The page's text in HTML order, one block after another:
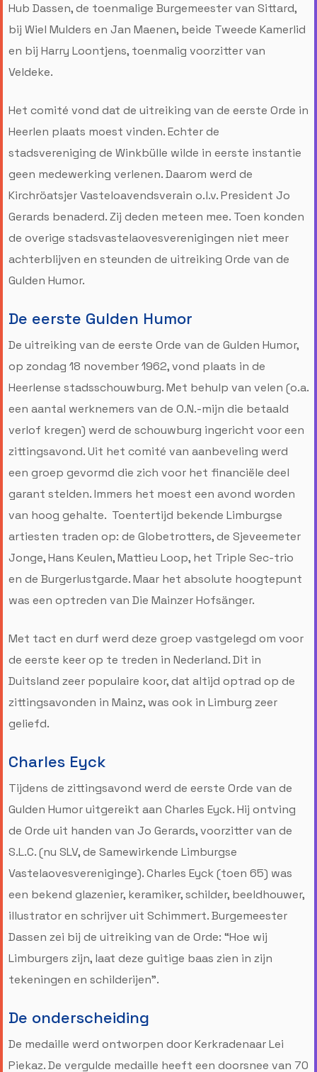
Hub Dassen, de toenmalige Burgemeester van Sittard,
bij Wiel Mulders en Jan Maenen, beide Tweede Kamerlid
en bij Harry Loontjens, toenmalig voorzitter van
Veldeke.
Het comité vond dat de uitreiking van de eerste Orde in
Heerlen plaats moest vinden. Echter de
stadsvereniging de Winkbülle wilde in eerste instantie
geen medewerking verlenen. Daarom werd de
Kirchröatsjer Vasteloavendsverain o.l.v. President Jo
Gerards benaderd. Zij deden meteen mee. Toen konden
de overige stadsvastelaovesverenigingen niet meer
achterblijven en steunden de uitreiking Orde van de
Gulden Humor.
De eerste Gulden Humor
De uitreiking van de eerste Orde van de Gulden Humor,
op zondag 18 november 1962, vond plaats in de
Heerlense stadsschouwburg. Met behulp van velen (o.a.
een aantal werknemers van de O.N.-mijn die betaald
verlof kregen) werd de schouwburg ingericht voor een
zittingsavond. Uit het comité van aanbeveling werd
een groep gevormd die zich voor het financiële deel
garant stelden. Immers het moest een avond worden
van hoog gehalte. Toentertijd bekende Limburgse
artiesten traden op: de Globetrotters, de Sjeveemeter
Jonge, Hans Keulen, Mattieu Loop, het Triple Sec-trio
en de Burgerlustgarde. Maar het absolute hoogtepunt
was een optreden van Die Mainzer Hofsänger.
Met tact en durf werd deze groep vastgelegd om voor
de eerste keer op te treden in Nederland. Dit in
Duitsland zeer populaire koor, dat altijd optrad op de
zittingsavonden in Mainz, was ook in Limburg zeer
geliefd.
Charles Eyck
Tijdens de zittingsavond werd de eerste Orde van de
Gulden Humor uitgereikt aan Charles Eyck. Hij ontving
de Orde uit handen van Jo Gerards, voorzitter van de
S.L.C. (nu SLV, de Samewirkende Limburgse
Vastelaovesvereniginge). Charles Eyck (toen 65) was
een bekend glazenier, keramiker, schilder, beeldhouwer,
illustrator en schrijver uit Schimmert. Burgemeester
Dassen zei bij de uitreiking van de Orde: “Hoe wij
Limburgers zijn, laat deze guitige baas zien in zijn
tekeningen en schilderijen”.
De onderscheiding
De medaille werd ontworpen door Kerkradenaar Lei
Piekaz. De vergulde medaille heeft een doorsnee van 70